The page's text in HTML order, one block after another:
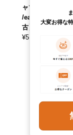
ャツ メンズM相
/eaa626086 【中
古】 【260316】
¥5,390
大変お得な